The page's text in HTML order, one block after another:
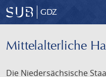
GDZ
Mittelalterliche
Die Niedersächsische